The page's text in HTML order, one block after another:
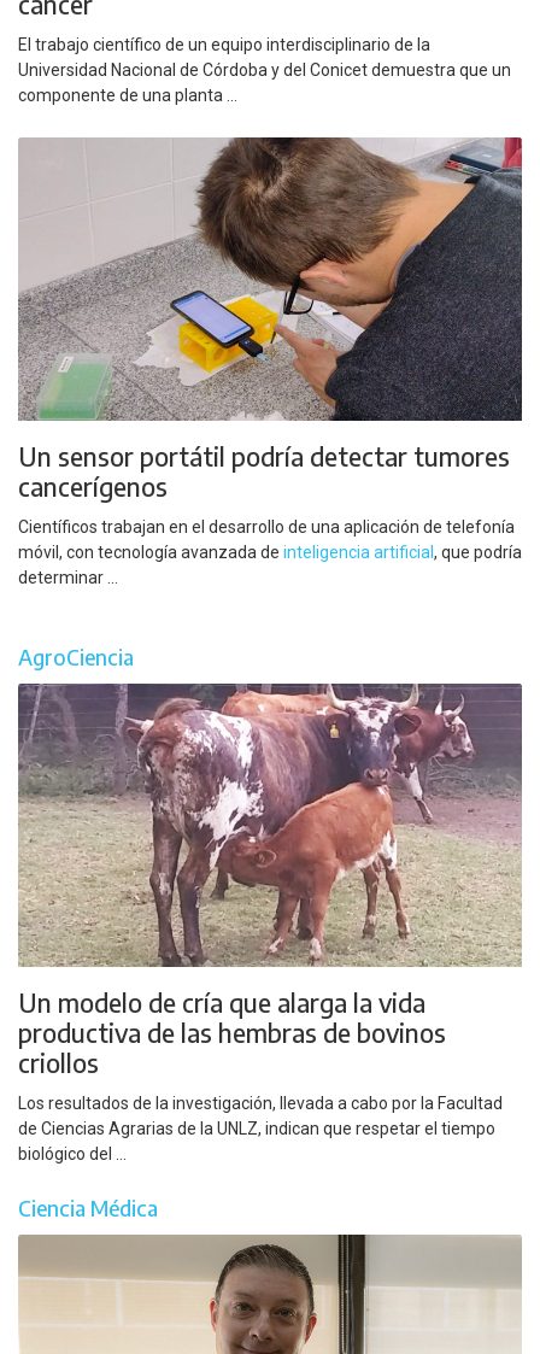
El trabajo científico de un equipo interdisciplinario de la
Universidad Nacional de Córdoba y del Conicet demuestra que un
componente de una planta ...
Un sensor portátil podría detectar tumores
cancerígenos
Científicos trabajan en el desarrollo de una aplicación de telefonía
móvil, con tecnología avanzada de inteligencia artificial , que podría
determinar ...
AgroCiencia
Un modelo de cría que alarga la vida
productiva de las hembras de bovinos
criollos
Los resultados de la investigación, llevada a cabo por la Facultad
de Ciencias Agrarias de la UNLZ, indican que respetar el tiempo
biológico del ...
Ciencia Médica